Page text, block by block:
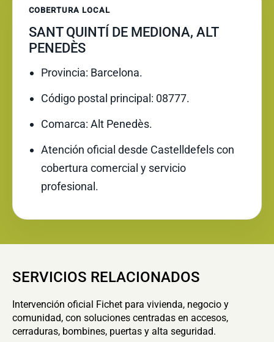
COBERTURA LOCAL
SANT QUINTÍ DE MEDIONA, ALT
PENEDÈS
Provincia: Barcelona.
Código postal principal: 08777.
Comarca: Alt Penedès.
Atención oficial desde Castelldefels con
cobertura comercial y servicio
profesional.
SERVICIOS RELACIONADOS
Intervención oficial Fichet para vivienda, negocio y
comunidad, con soluciones centradas en accesos,
cerraduras, bombines, puertas y alta seguridad.